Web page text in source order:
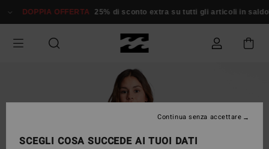
alle
prodotto
DOPPIA OFFERTA 25% di sconto extra su tutti gli articoli in saldo*
SCEGLI COSA SUCCEDE AI TUOI DATI
Continua senza accettare